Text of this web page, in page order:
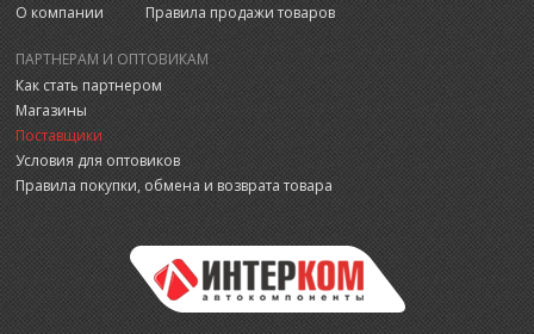
О компании
Правила продажи товаров
ПАРТНЕРАМ И ОПТОВИКАМ
Как стать партнером
Магазины
Поставщики
Условия для оптовиков
Правила покупки, обмена и возврата товара